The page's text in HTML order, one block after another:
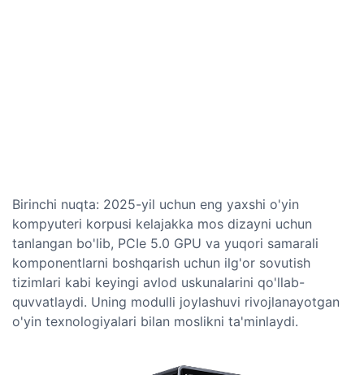
Birinchi nuqta: 2025-yil uchun eng yaxshi o'yin
kompyuteri korpusi kelajakka mos dizayni uchun
tanlangan bo'lib, PCIe 5.0 GPU va yuqori samarali
komponentlarni boshqarish uchun ilg'or sovutish
tizimlari kabi keyingi avlod uskunalarini qo'llab-
quvvatlaydi. Uning modulli joylashuvi rivojlanayotgan
o'yin texnologiyalari bilan moslikni ta'minlaydi.